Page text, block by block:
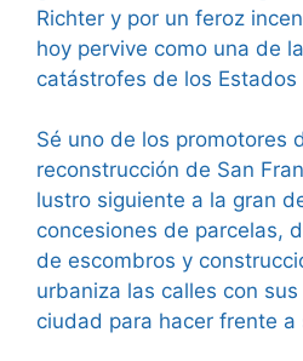
Richter y por un feroz
hoy pervive como una de
catástrofes de los Estados
Sé uno de los promotores
reconstrucción de San
lustro siguiente a la gran
concesiones de parcelas,
de escombros y
urbaniza las calles con
ciudad para hacer frente a